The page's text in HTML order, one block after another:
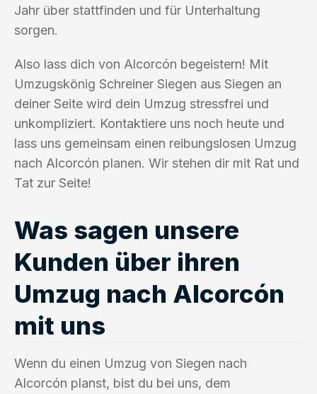
Jahr über stattfinden und für Unterhaltung
sorgen.
Also lass dich von Alcorcón begeistern! Mit
Umzugskönig Schreiner Siegen aus Siegen an
deiner Seite wird dein Umzug stressfrei und
unkompliziert. Kontaktiere uns noch heute und
lass uns gemeinsam einen reibungslosen Umzug
nach Alcorcón planen. Wir stehen dir mit Rat und
Tat zur Seite!
Was sagen unsere
Kunden über ihren
Umzug nach Alcorcón
mit uns
Wenn du einen Umzug von Siegen nach
Alcorcón planst, bist du bei uns, dem